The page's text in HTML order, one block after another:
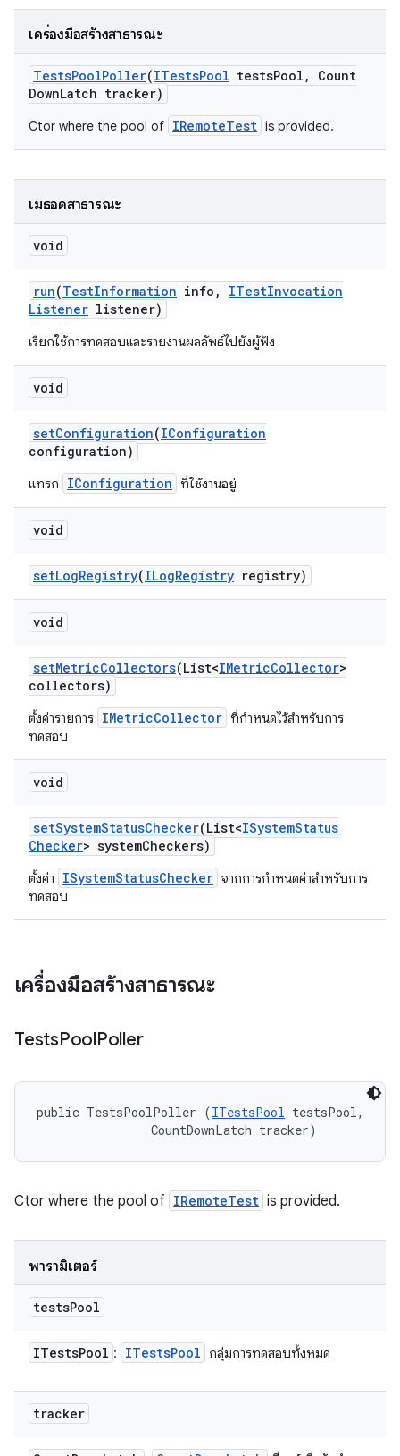
เครื่องมือสร้างสาธารณะ
TestsPoolPoller(ITestsPool testsPool ,
Count
DownLatch tracker)
Ctor where the pool of IRemoteTest is provided.
เมธอดสาธารณะ
void
run(TestInformation info , ITestInvocation
Listener listener)
เรียกใช้การทดสอบและรายงานผลลัพธ์ไปยังผู้ฟัง
void
setConfiguration(IConfiguration
configuration)
แทรก IConfiguration ที่ใช้งานอยู่
void
setLogRegistry(ILogRegistry registry)
void
setMetricCollectors(List<IMetricCollector>
collectors)
ตั้งค่ารายการ IMetricCollector ที่กำหนดไว้สำหรับการ
ทดสอบ
void
setSystemStatusChecker(List<ISystemStatus
Checker> systemCheckers)
ตั้งค่า ISystemStatusChecker จากการกำหนดค่าสำหรับการ
ทดสอบ
เครื่องมือสร้างสาธารณะ
TestsPoolPoller
public TestsPoolPoller (ITestsPool testsPool,
                CountDownLatch tracker)
Ctor where the pool of IRemoteTest is provided.
พารามิเตอร์
testsPool
ITestsPool : ITestsPool กลุ่มการทดสอบทั้งหมด
tracker